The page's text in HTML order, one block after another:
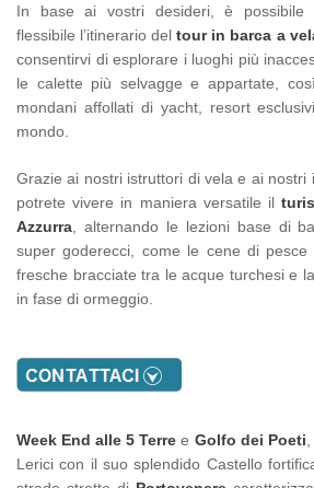
In base ai vostri desideri, è possibile
flessibile l’itinerario deltour in barca a
consentirvi di esplorare i luoghi più
le calette più selvagge e appartate,
mondani affollati di yacht, resort
mondo.
Grazie ai nostri istruttori di vela e ai nostri
potrete vivere in maniera versatile il
Azzurra , alternando le lezioni base di
super goderecci, come le cene di pesce
fresche bracciate tra le acque turchesi e
in fase di ormeggio.
Week End alle 5 Terre e Golfo dei Poeti
Lerici con il suo splendido Castello